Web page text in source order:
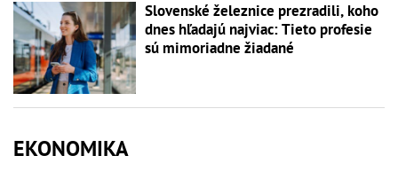
Slovenské železnice prezradili, koho
dnes hľadajú najviac: Tieto profesie
sú mimoriadne žiadané
EKONOMIKA